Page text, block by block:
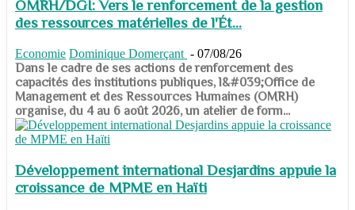
OMRH/DGI: Vers le renforcement de la gestion
des ressources matérielles de l'Ét...
Economie Dominique Domerçant - 07/08/26
Dans le cadre de ses actions de renforcement des
capacités des institutions publiques, l&#039;Office de
Management et des Ressources Humaines (OMRH)
organise, du 4 au 6 août 2026, un atelier de form...
Développement international Desjardins appuie la
croissance de MPME en Haïti